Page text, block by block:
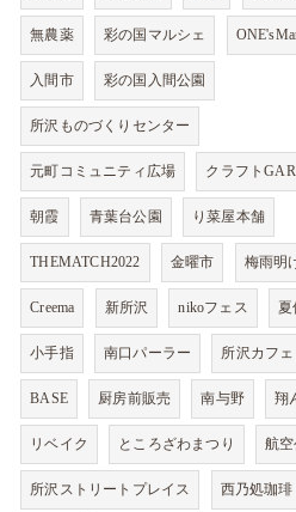
無農薬 彩の国マルシェ
入間市 彩の国入間公園
所沢ものづくりセンター
元町コミュニティ広場 クラフト
朝霞 青葉台公園 り菜屋本舗
THEMATCH2022 金曜市 梅雨明
Creema 新所沢 nikoフェス 夏
小手指 南口パーラー 所沢カフェ
BASE 厨房前販売 南与野 翔
リベイク ところざわまつり 航空
所沢ストリートプレイス 西乃処珈琲